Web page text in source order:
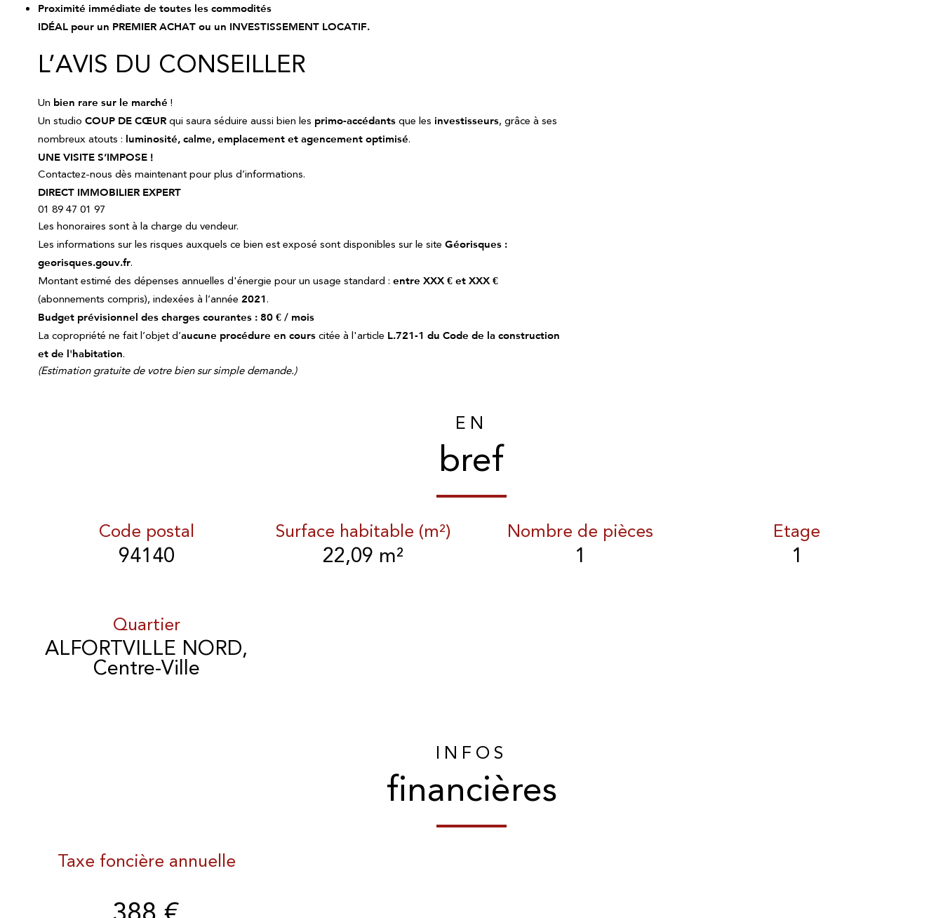
Proximité immédiate de toutes les commodités
IDÉAL pour un PREMIER ACHAT ou un INVESTISSEMENT LOCATIF.
L’AVIS DU CONSEILLER
Un bien rare sur le marché !
Un studio COUP DE CŒUR qui saura séduire aussi bien les primo-accédants que les investisseurs, grâce à ses
nombreux atouts : luminosité, calme, emplacement et agencement optimisé.
UNE VISITE S’IMPOSE !
Contactez-nous dès maintenant pour plus d’informations.
DIRECT IMMOBILIER EXPERT
01 89 47 01 97
Les honoraires sont à la charge du vendeur.
Les informations sur les risques auxquels ce bien est exposé sont disponibles sur le site Géorisques :
georisques.gouv.fr.
Montant estimé des dépenses annuelles d'énergie pour un usage standard : entre XXX € et XXX €
(abonnements compris), indexées à l’année 2021.
Budget prévisionnel des charges courantes : 80 € / mois
La copropriété ne fait l’objet d’aucune procédure en cours citée à l'article L.721-1 du Code de la construction
et de l'habitation.
(Estimation gratuite de votre bien sur simple demande.)
EN
bref
Code postal
94140
Surface habitable (m²)
22,09 m²
Nombre de pièces
1
Etage
1
Quartier
ALFORTVILLE NORD,
Centre-Ville
INFOS
financières
Taxe foncière annuelle